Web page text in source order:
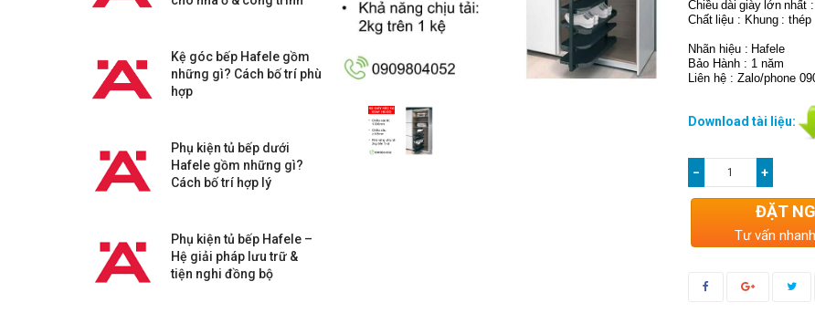
Kệ góc bếp Hafele gồm
những gì? Cách bố trí phù
hợp
Phụ kiện tủ bếp dưới
Hafele gồm những gì?
Cách bố trí hợp lý
Phụ kiện tủ bếp Hafele –
Hệ giải pháp lưu trữ &
tiện nghi đồng bộ
Chiều dài giày lớn nhất
Chất liệu : Khung :thép
Nhãn hiệu : Hafele
Bảo Hành : 1 năm
Liên hệ : Zalo/phone
Download tài liệu:
− +
ĐẶT
Tư vấn